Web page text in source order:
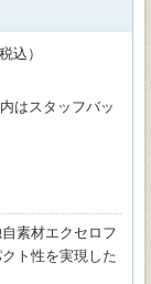
込）
はスタッフバッ
素材エクセロフ
ト性を実現した